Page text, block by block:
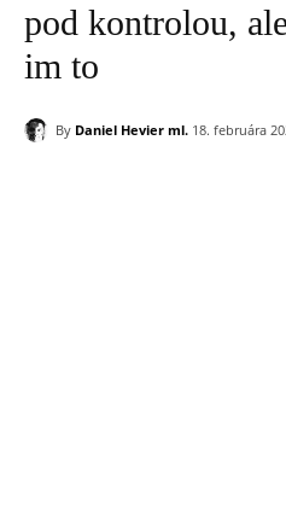
pod kontrolou,
im to
By Daniel Hevier ml. 18. februára